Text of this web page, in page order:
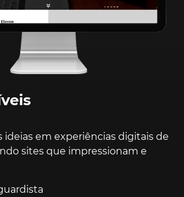
ideias em experiências digitais de
sites que impressionam e